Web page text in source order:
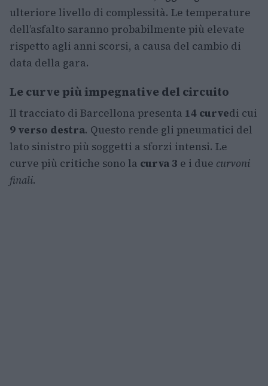
ulteriore livello di complessità. Le temperature
dell’asfalto saranno probabilmente più elevate
rispetto agli anni scorsi, a causa del cambio di
data della gara.
Le curve più impegnative del circuito
Il tracciato di Barcellona presenta 14 curvedi cui
9 verso destra. Questo rende gli pneumatici del
lato sinistro più soggetti a sforzi intensi. Le
curve più critiche sono la curva 3 e i due curvoni
finali.